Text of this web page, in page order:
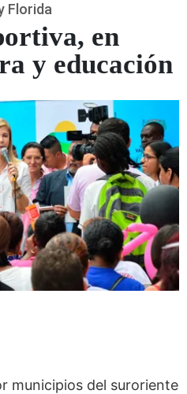
Florida
en
y educación
municipios del suroriente